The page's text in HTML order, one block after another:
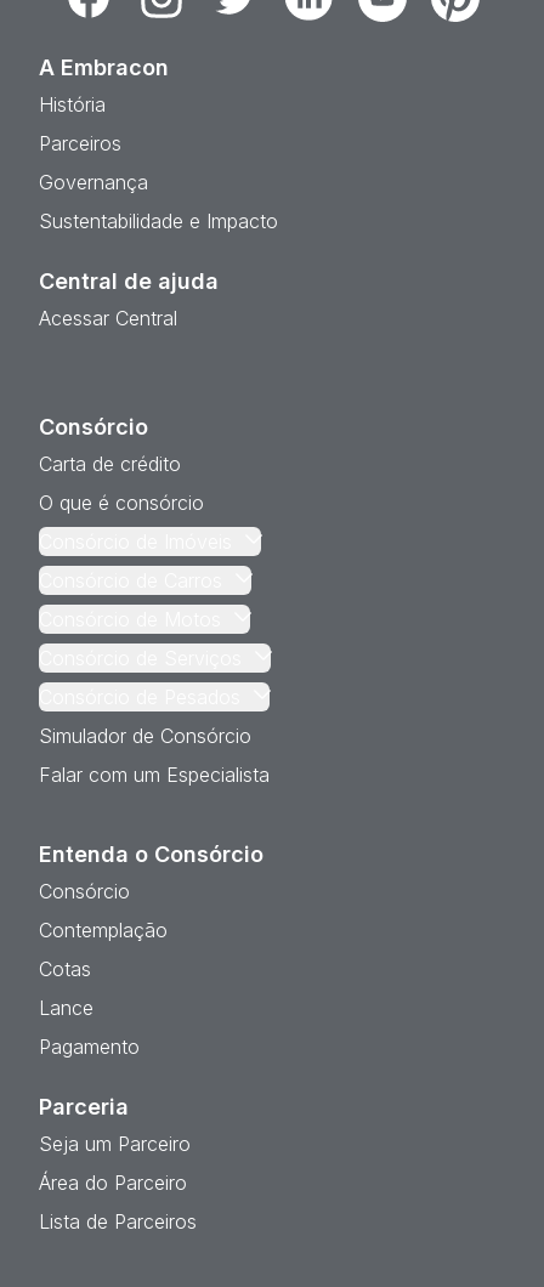
A Embracon
História
Parceiros
Governança
Sustentabilidade e Impacto
Central de ajuda
Acessar Central
Consórcio
Carta de crédito
O que é consórcio
Simulador de Consórcio
Falar com um Especialista
Entenda o Consórcio
Consórcio
Contemplação
Cotas
Lance
Pagamento
Parceria
Seja um Parceiro
Área do Parceiro
Lista de Parceiros